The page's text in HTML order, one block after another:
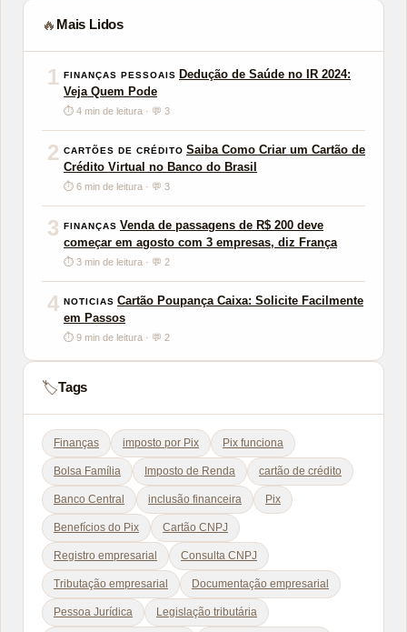
🔥 Mais Lidos
1 FINANÇAS PESSOAIS Dedução de Saúde no IR 2024:
Veja Quem Pode
⏱ 4 min de leitura · 💬 3
2 CARTÕES DE CRÉDITO Saiba Como Criar um Cartão de
Crédito Virtual no Banco do Brasil
⏱ 6 min de leitura · 💬 3
3 FINANÇAS Venda de passagens de R$ 200 deve
começar em agosto com 3 empresas, diz França
⏱ 3 min de leitura · 💬 2
4 NOTICIAS Cartão Poupança Caixa: Solicite Facilmente
em Passos
⏱ 9 min de leitura · 💬 2
🏷️Tags
Finanças imposto por Pix Pix funciona
Bolsa Família Imposto de Renda cartão de crédito
Banco Central inclusão financeira Pix
Benefícios do Pix Cartão CNPJ
Registro empresarial Consulta CNPJ
Tributação empresarial Documentação empresarial
Pessoa Jurídica Legislação tributária